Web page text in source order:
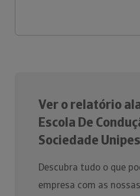
Ver o relatório
Escola De
Sociedade
Descubra tudo o que
empresa com as